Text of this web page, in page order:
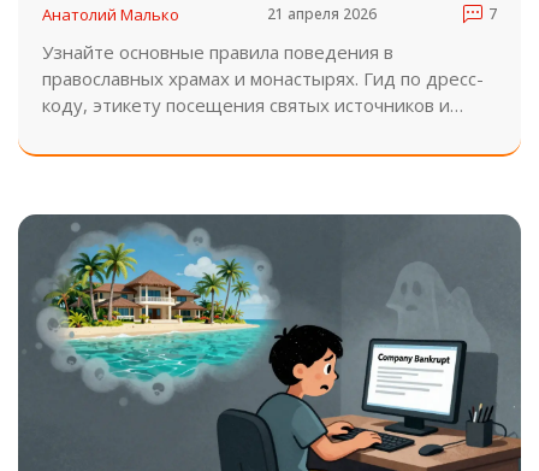
туристов
Анатолий Малько 21 апреля 2026 7
Узнайте основные правила поведения в
православных храмах и монастырях. Гид по дресс-
коду, этикету посещения святых источников и